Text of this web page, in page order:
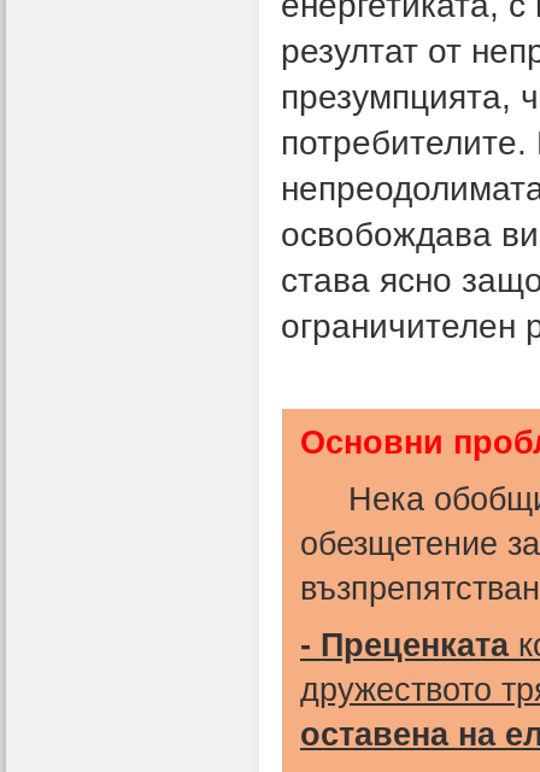
резултат от
презумпцията,
освобождава
става ясно
ограничителен
Основни
Нека
обезщетение
- Преценката
дружеството
оставена на